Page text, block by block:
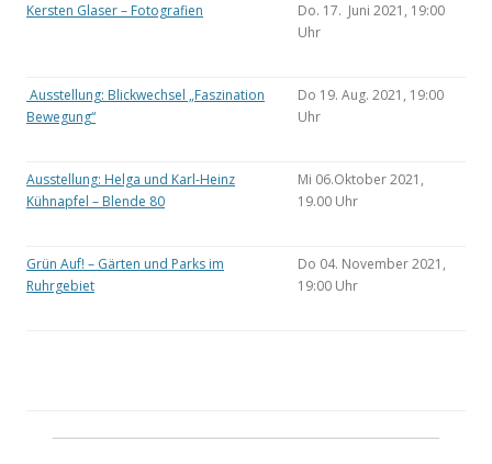
Kersten Glaser – Fotografien
Do. 17. Juni 2021, 19:00
Uhr
Ausstellung: Blickwechsel „Faszination
Bewegung“
Do 19. Aug. 2021, 19:00
Uhr
Ausstellung: Helga und Karl-Heinz
Kühnapfel – Blende 80
Mi 06.Oktober 2021,
19.00 Uhr
Grün Auf! – Gärten und Parks im
Ruhrgebiet
Do 04. November 2021,
19:00 Uhr